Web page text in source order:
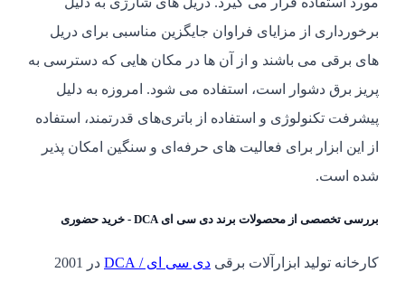
برخورداری از مزایای فراوان جایگزین مناسبی برای دریل
های برقی می باشند و از آن ها در مکان هایی که دسترسی به
پریز برق دشوار است، استفاده می شود. امروزه به دلیل
پیشرفت تکنولوژی و استفاده از باتری‌های قدرتمند، استفاده
از این ابزار برای فعالیت های حرفه‌ای و سنگین امکان پذیر
شده است.
بررسی تخصصی از محصولات برند دی سی ای DCA - خرید حضوری
کارخانه تولید ابزارآلات برقی دی سی ای / DCA
در 2001